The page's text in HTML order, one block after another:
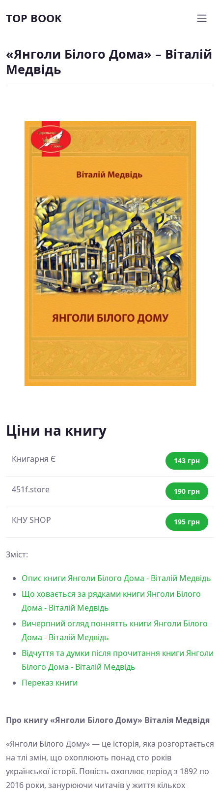
TOP BOOK
«Янголи Білого Дома» – Віталій
Медвідь
Ціни на книгу
Книгарня Є 143 грн
451f.store 190 грн
КНУ SHOP 195 грн
Зміст:
Опис книги Янголи Білого Дома - Віталій Медвідь
Що ховається за рядками книги Янголи Білого
Дома - Віталій Медвідь
Вичерпний огляд поннятть книги Янголи Білого
Дома - Віталій Медвідь
Відчуття та думки після прочитання книги Янголи
Білого Дома - Віталій Медвідь
Переказ книги
Про книгу «Янголи Білого Дому» Віталія Медвідя
«Янголи Білого Дому» — це історія, яка розгортається
на тлі змін, що охоплюють понад сто років
української історії. Повість охоплює період з 1892 по
2016 роки, занурюючи читачів у життя кількох